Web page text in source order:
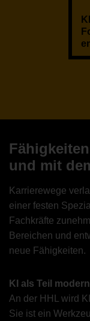
und mit
Karrierewege
einer festen
Fachkräfte
Bereichen und
neue Fähigkeiten.
KI als Teil
An der HHL wird
Sie ist ein